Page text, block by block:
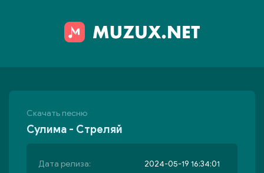
Скачать песню
Сулима - Стреляй
Дата релиза:
2024-05-19 16:34:01